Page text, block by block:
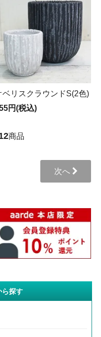
ベリスクラウンドS(2色)
円(税込)
商品
次へ
ら探す